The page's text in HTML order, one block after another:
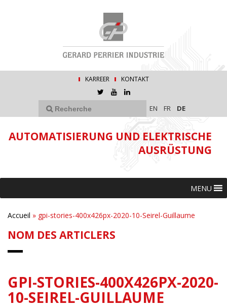
KARREER KONTAKT
EN FR DE
AUTOMATISIERUNG UND ELEKTRISCHE
AUSRÜSTUNG
MENU
Accueil » gpi-stories-400x426px-2020-10-Seirel-Guillaume
NOM DES ARTICLERS
GPI-STORIES-400X426PX-2020-
10-SEIREL-GUILLAUME